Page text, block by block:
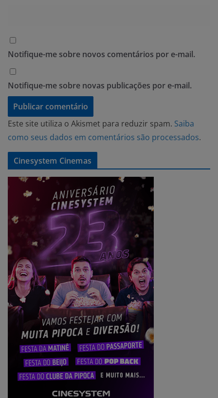
Notifique-me sobre novos comentários por e-mail.
Notifique-me sobre novas publicações por e-mail.
Este site utiliza o Akismet para reduzir spam. Saiba
como seus dados em comentários são processados.
Cinesystem Cinemas